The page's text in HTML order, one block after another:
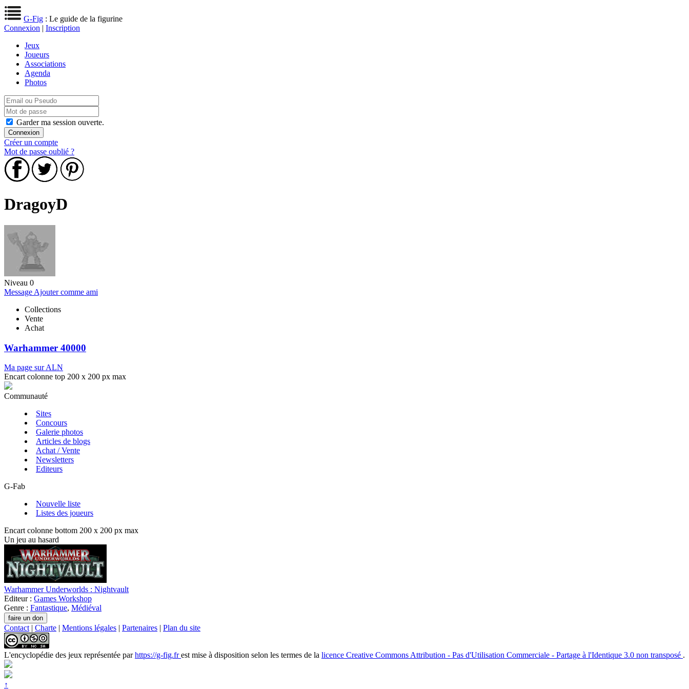
G-Fig : Le guide de la figurine
Connexion | Inscription
Jeux
Joueurs
Associations
Agenda
Photos
Garder ma session ouverte.
Créer un compte
Mot de passe oublié ?
DragoyD
Niveau 0
Message Ajouter comme ami
Collections
Vente
Achat
Warhammer 40000
Ma page sur ALN
Encart colonne top 200 x 200 px max
Communauté
Sites
Concours
Galerie photos
Articles de blogs
Achat / Vente
Newsletters
Editeurs
G-Fab
Nouvelle liste
Listes des joueurs
Encart colonne bottom 200 x 200 px max
Un jeu au hasard
Warhammer Underworlds : Nightvault
Editeur : Games Workshop
Genre : Fantastique, Médiéval
Contact | Charte | Mentions légales | Partenaires | Plan du site
L'encyclopédie des jeux représentée parhttps://g-fig.frest mise à disposition selon les termes de la licence Creative Commons Attribution - Pas d'Utilisation Commerciale - Partage à l'Identique 3.0 non transposé .
↑